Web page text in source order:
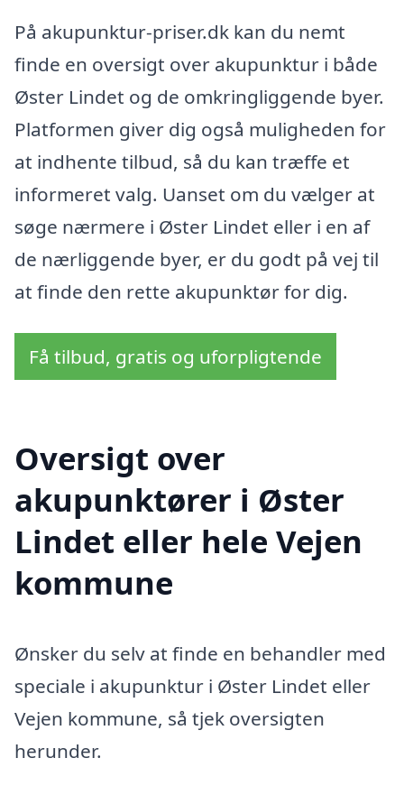
På akupunktur-priser.dk kan du nemt
finde en oversigt over akupunktur i både
Øster Lindet og de omkringliggende byer.
Platformen giver dig også muligheden for
at indhente tilbud, så du kan træffe et
informeret valg. Uanset om du vælger at
søge nærmere i Øster Lindet eller i en af
de nærliggende byer, er du godt på vej til
at finde den rette akupunktør for dig.
Få tilbud, gratis og uforpligtende
Oversigt over
akupunktører i Øster
Lindet eller hele Vejen
kommune
Ønsker du selv at finde en behandler med
speciale i akupunktur i Øster Lindet eller
Vejen kommune, så tjek oversigten
herunder.